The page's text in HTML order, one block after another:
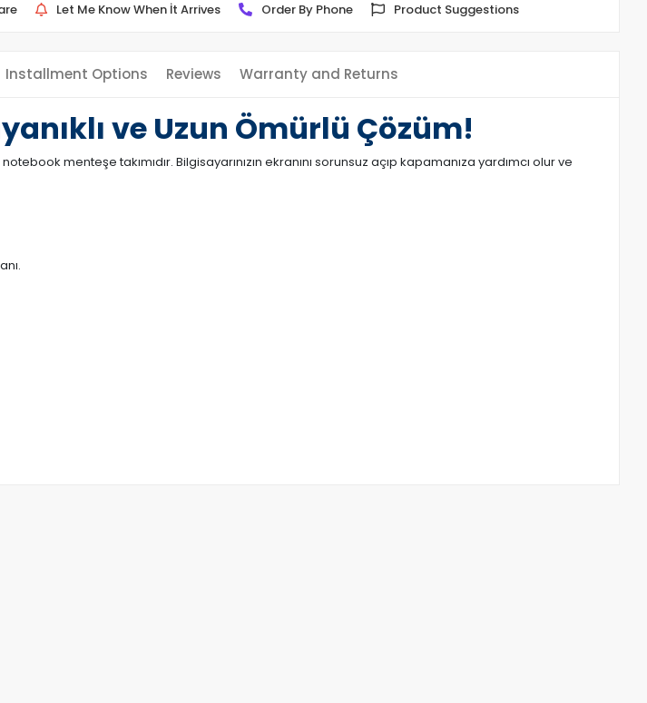
Let Me Know When İt Arrives Order By Phone Product Suggestions
Installment Options Reviews Warranty and Returns
ve Uzun Ömürlü Çözüm!
menteşe takımıdır. Bilgisayarınızın ekranını sorunsuz açıp kapamanıza yardımcı olur ve